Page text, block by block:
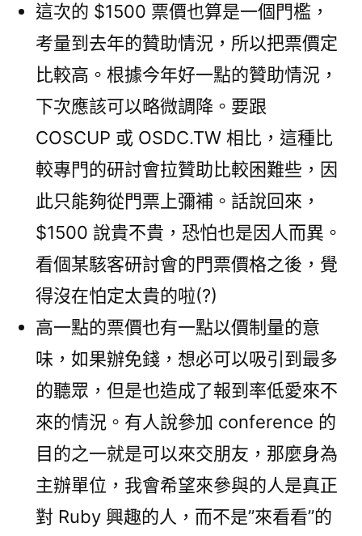
這次的 $1500 票價也算是一個門檻，
考量到去年的贊助情況，所以把票價定
比較高。根據今年好一點的贊助情況，
下次應該可以略微調降。要跟
COSCUP 或 OSDC.TW 相比，這種比
較專門的研討會拉贊助比較困難些，因
此只能夠從門票上彌補。話說回來，
$1500 說貴不貴，恐怕也是因人而異。
看個某駭客研討會的門票價格之後，覺
得沒在怕定太貴的啦(?)
高一點的票價也有一點以價制量的意
味，如果辦免錢，想必可以吸引到最多
的聽眾，但是也造成了報到率低愛來不
來的情況。有人說參加 conference 的
目的之一就是可以來交朋友，那麼身為
主辦單位，我會希望來參與的人是真正
對 Ruby 興趣的人，而不是”來看看”的